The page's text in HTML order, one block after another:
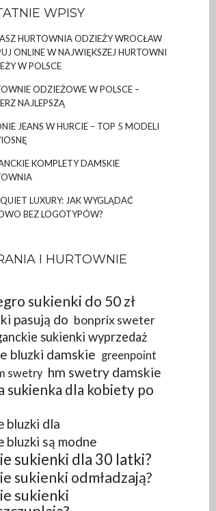
WPISY
HURTOWNIA ODZIEŻY WROCŁAW
ONLINE W NAJWIĘKSZEJ HURTOWNI
W POLSCE
ODZIEŻOWE W POLSCE –
NAJLEPSZĄ
JEANS W HURCIE – TOP 5 MODELI
KOMPLETY DAMSKIE
LUXURY: JAK WYGLĄDAĆ
BEZ LOGOTYPÓW?
I HURTOWNIE
sukienki do 50 zł
pasują do bonprix sweter
sukienki wyprzedaż
bluzki damskie greenpoint
swetry hm swetry damskie
sukienka dla kobiety po
bluzki dla
bluzki są modne
sukienki dla 30 latki?
sukienki odmładzają?
sukienki